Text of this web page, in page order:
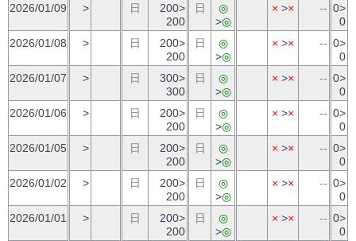
2026/01/09
> 日
200>
200
日
◎
>◎
× >× -- 0>
0
2026/01/08
> 日
200>
200
日
◎
>◎
× >× -- 0>
0
2026/01/07
> 日
300>
300
日
◎
>◎
× >× -- 0>
0
2026/01/06
> 日
200>
200
日
◎
>◎
× >× -- 0>
0
2026/01/05
> 日
200>
200
日
◎
>◎
× >× -- 0>
0
2026/01/02
> 日
200>
200
日
◎
>◎
× >× -- 0>
0
2026/01/01
> 日
200>
200
日
◎
>◎
× >× -- 0>
0